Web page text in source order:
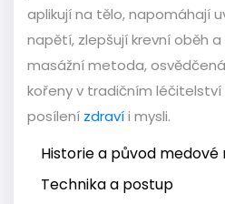
aplikují na tělo, napomáhají
napětí, zlepšují krevní oběh
masážní metoda,
kořeny v tradičním léčitelství
posílení zdravíi mysli.
Historie a původ medové
Technika a postup